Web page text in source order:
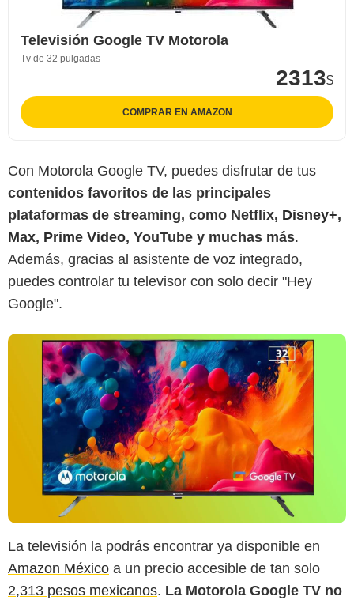
Televisión Google TV Motorola
Tv de 32 pulgadas
2313$
COMPRAR EN AMAZON
Con Motorola Google TV, puedes disfrutar de tus
contenidos favoritos de las principales
plataformas de streaming, como Netflix, Disney+,
Max, Prime Video, YouTube y muchas más.
Además, gracias al asistente de voz integrado,
puedes controlar tu televisor con solo decir "Hey
Google".
La televisión la podrás encontrar ya disponible en
Amazon México a un precio accesible de tan solo
2,313 pesos mexicanos. La Motorola Google TV no